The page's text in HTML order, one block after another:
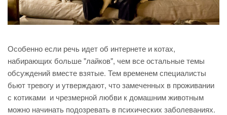
Особенно если речь идет об интернете и котах,
набирающих больше "лайков", чем все остальные темы
обсуждений вместе взятые. Тем временем специалисты
бьют тревогу и утверждают, что замеченных в проживании
с котиками и чрезмерной любви к домашним животным
можно начинать подозревать в психических заболеваниях.